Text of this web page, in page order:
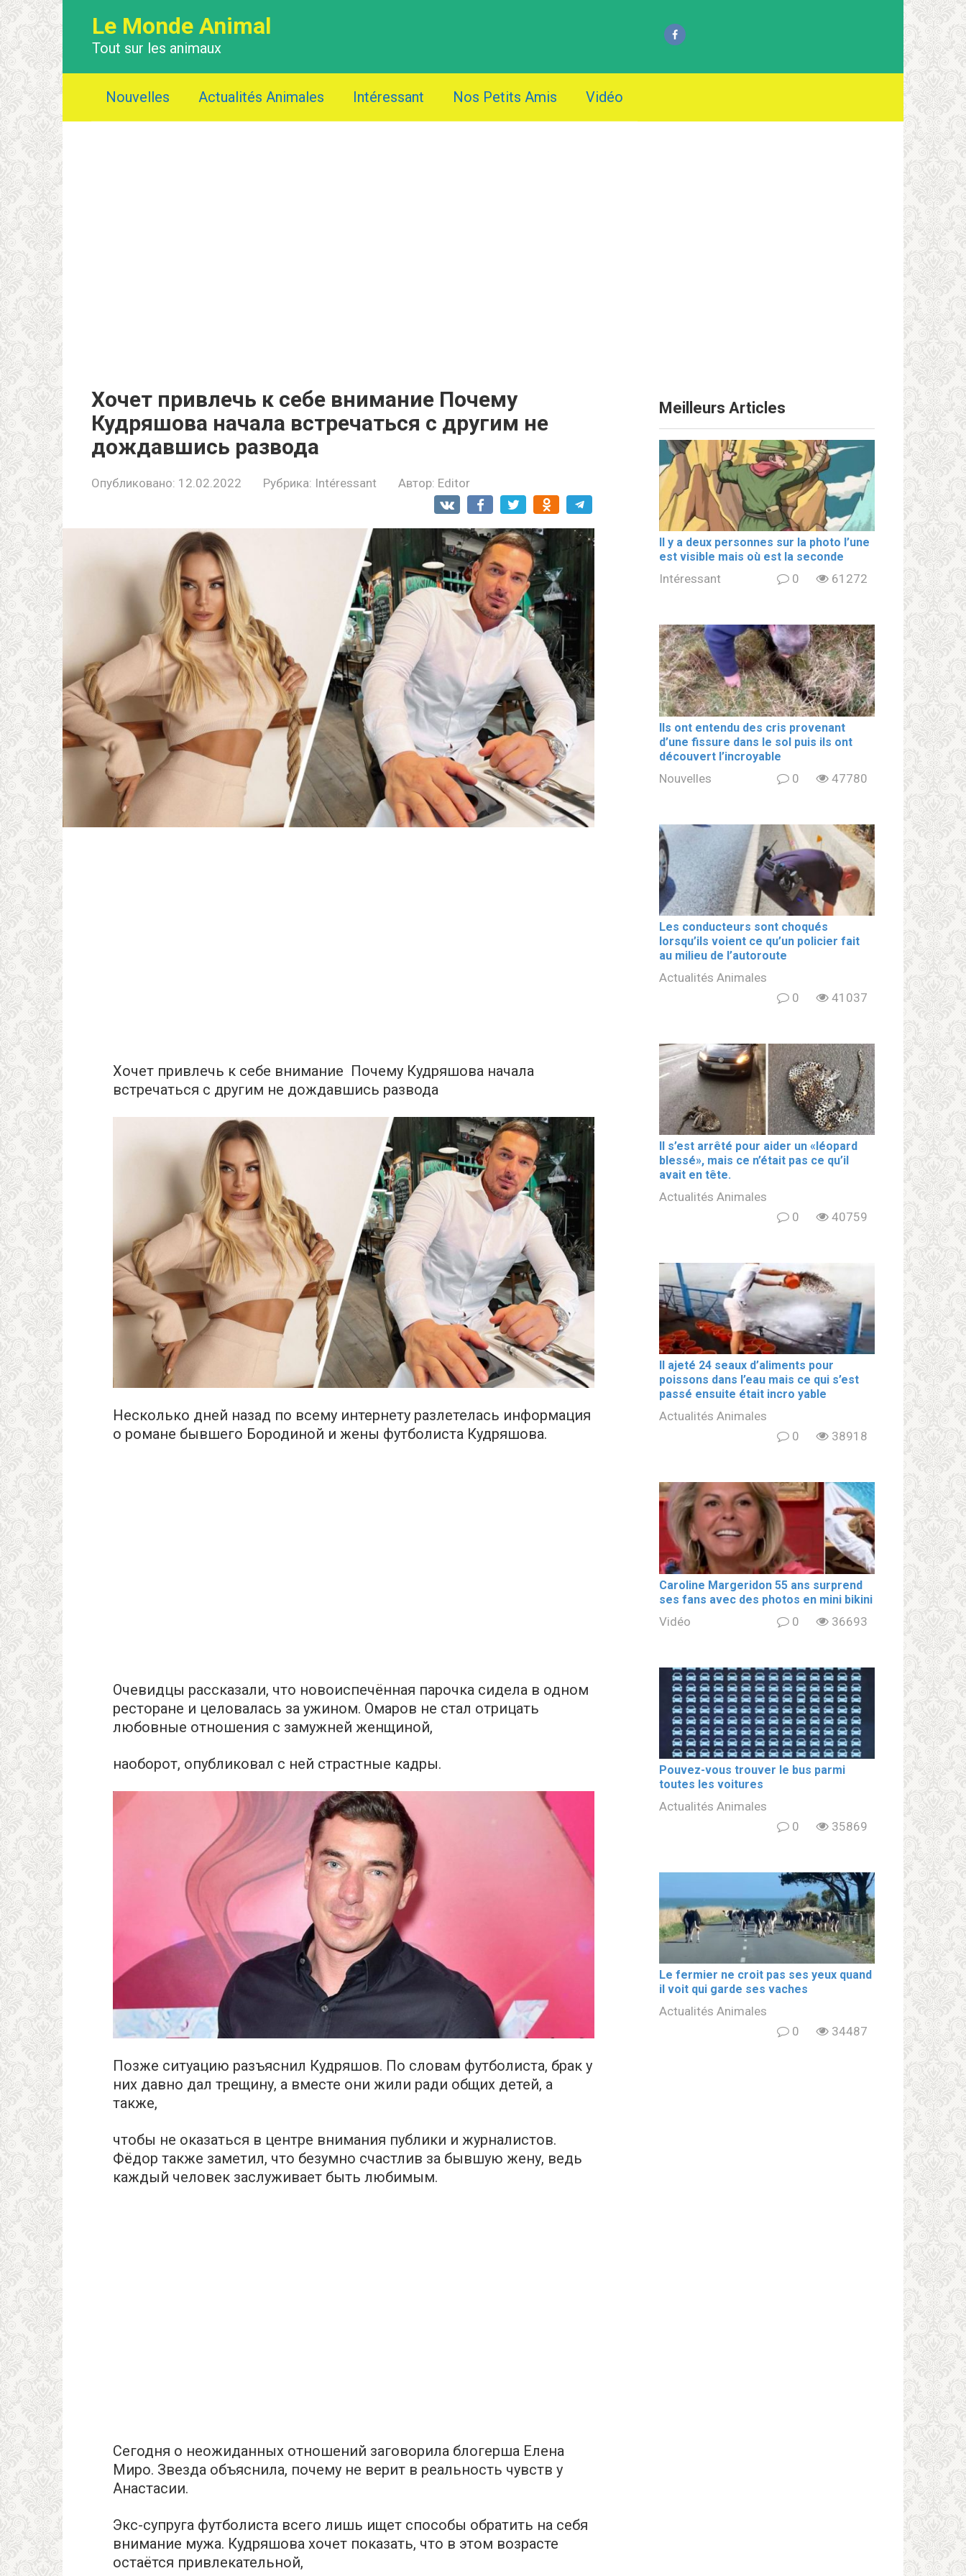
Le Monde Animal
Tout sur les animaux
Nouvelles Actualités Animales Intéressant Nos Petits Amis Vidéo
Хочет привлечь к себе внимание Почему
Кудряшова начала встречаться с другим не
дождавшись развода
Опубликовано: 12.02.2022 Рубрика: Intéressant Автор: Editor
Хочет привлечь к себе внимание Почему Кудряшова начала
встречаться с другим не дождавшись развода
Несколько дней назад по всему интернету разлетелась информация
о романе бывшего Бородиной и жены футболиста Кудряшова.
Очевидцы рассказали, что новоиспечённая парочка сидела в одном
ресторане и целовалась за ужином. Омаров не стал отрицать
любовные отношения с замужней женщиной,
наоборот, опубликовал с ней страстные кадры.
Позже ситуацию разъяснил Кудряшов. По словам футболиста, брак у
них давно дал трещину, а вместе они жили ради общих детей, а
также,
чтобы не оказаться в центре внимания публики и журналистов.
Фёдор также заметил, что безумно счастлив за бывшую жену, ведь
каждый человек заслуживает быть любимым.
Сегодня о неожиданных отношений заговорила блогерша Елена
Миро. Звезда объяснила, почему не верит в реальность чувств у
Анастасии.
Экс-супруга футболиста всего лишь ищет способы обратить на себя
внимание мужа. Кудряшова хочет показать, что в этом возрасте
остаётся привлекательной,
Meilleurs Articles
Il y a deux personnes sur la photo l’une
est visible mais où est la seconde
Intéressant 0 61272
Ils ont entendu des cris provenant
d’une fissure dans le sol puis ils ont
découvert l’incroyable
Nouvelles 0 47780
Les conducteurs sont choqués
lorsqu’ils voient ce qu’un policier fait
au milieu de l’autoroute
Actualités Animales
0
41037
Il s’est arrêté pour aider un «léopard
blеssé», mais ce n’était pas ce qu’il
avait en tête.
Actualités Animales
0
40759
Il ajeté 24 seaux d’aliments pour
poissons dans l’eau mais ce qui s’est
passé ensuite était incro yable
Actualités Animales
0
38918
Caroline Margeridon 55 ans surprend
ses fans avec des photos en mini bikini
Vidéo 0 36693
Pouvez-vous trouver le bus parmi
toutes les voitures
Actualités Animales
0
35869
Le fermier ne croit pas ses yeux quand
il voit qui garde ses vaches
Actualités Animales
0
34487